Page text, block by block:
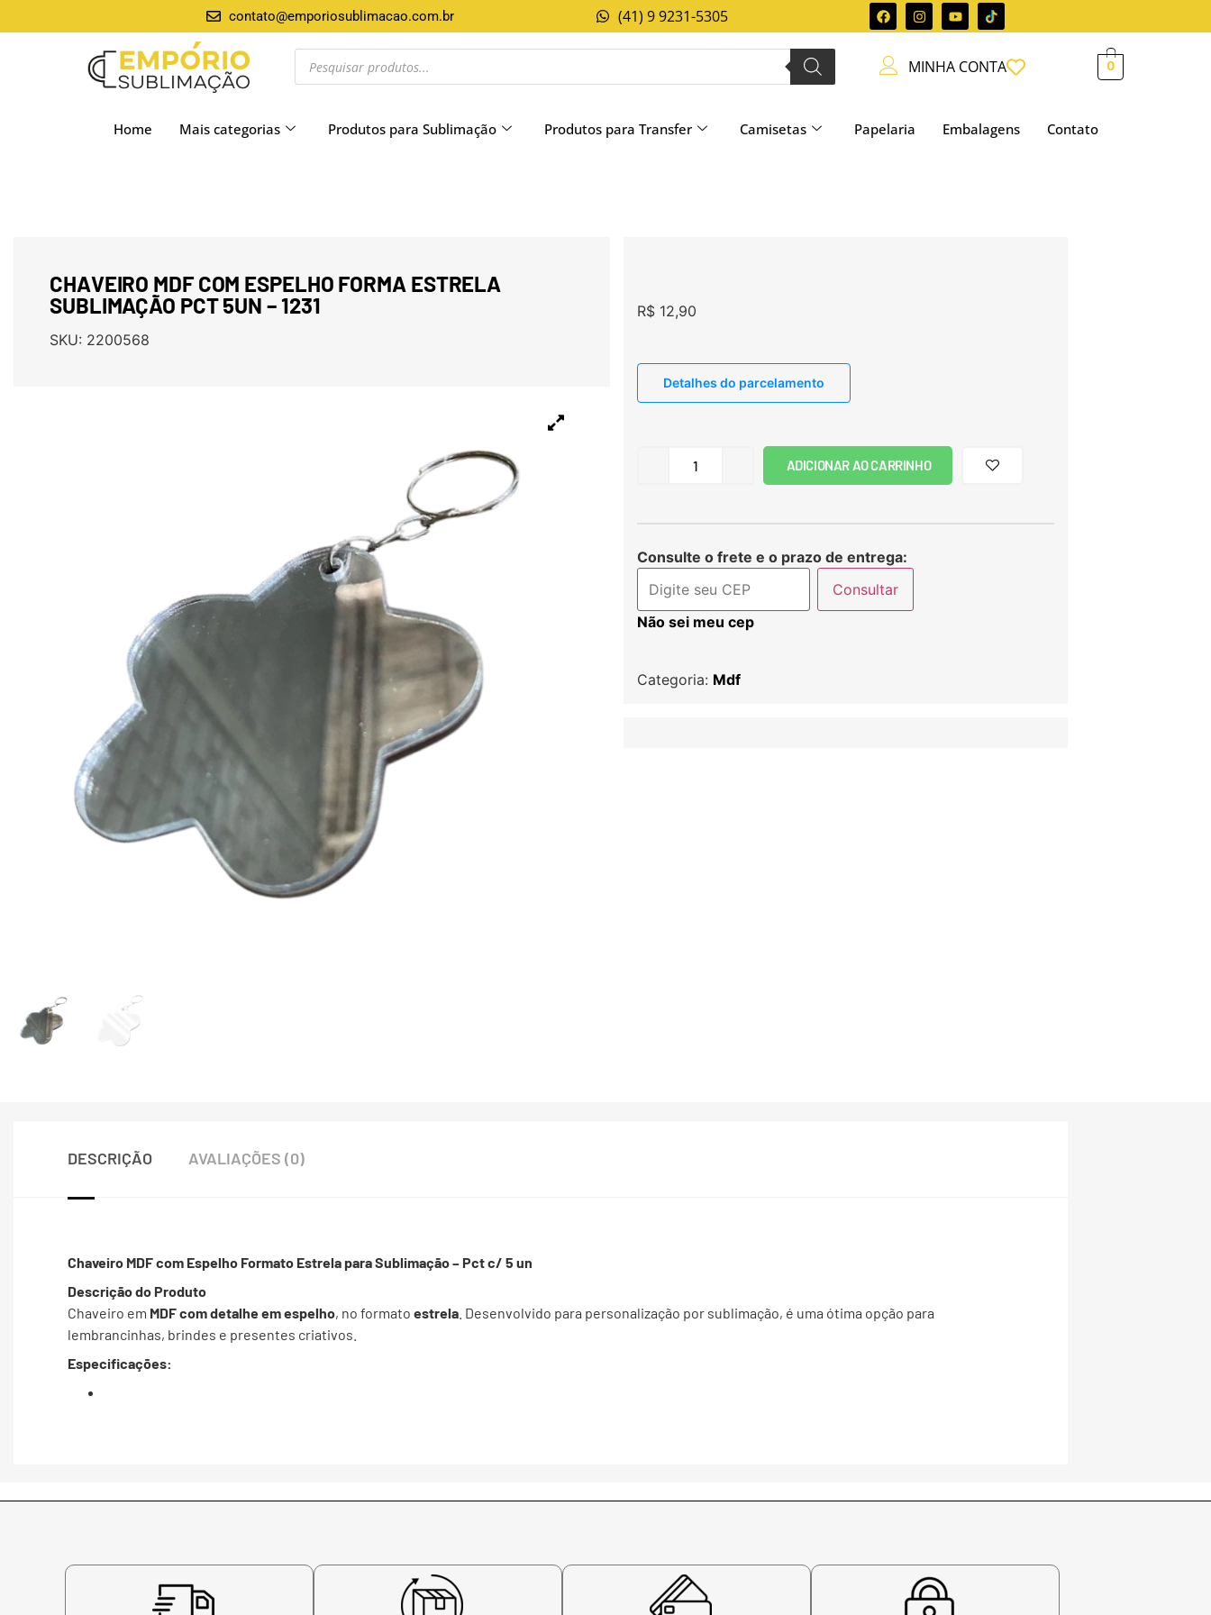
contato@emporiosublimacao.com.br (41) 9 9231-5305
MINHA CONTA 0
Home Mais categorias Produtos para Sublimação Produtos para Transfer Camisetas Papelaria Embalagens Contato
CHAVEIRO MDF COM ESPELHO FORMA ESTRELA
SUBLIMAÇÃO PCT 5UN – 1231
SKU: 2200568
R$12,90
Detalhes do parcelamento
ADICIONAR AO CARRINHO
Consulte o frete e o prazo de entrega:
Consultar
Não sei meu cep
Categoria: Mdf
DESCRIÇÃO AVALIAÇÕES (0)
Chaveiro MDF com Espelho Formato Estrela para Sublimação – Pct c/ 5 un
Descrição do Produto
Chaveiro em MDF com detalhe em espelho, no formato estrela . Desenvolvido para personalização por sublimação, é uma ótima opção para
lembrancinhas, brindes e presentes criativos.
Especificações: